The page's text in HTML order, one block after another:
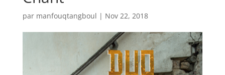
par manfouqtangboul | Nov 22, 2018